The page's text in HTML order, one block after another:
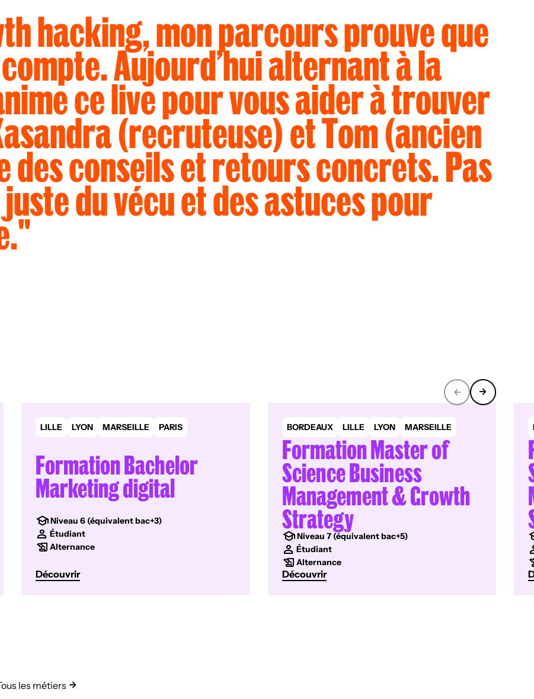
thhacking,monparcoursprouveque
compte.Aujourd’huialternantàla
nimecelivepourvousaideràtrouver
asandra(recruteuse)etTom(ancien
desconseilsetretoursconcrets.Pas
justeduvécuetdesastucespour
."
LILLE LYON MARSEILLE PARIS
Formation Bachelor
Marketing digital
Niveau 6 (équivalent bac+3)
Étudiant
Alternance
Découvrir
BORDEAUX LILLE LYON MARSEILLE
Formation Master of
Science Business
Management & Growth
Strategy
Niveau 7 (équivalent bac+5)
Étudiant
Alternance
Découvrir
les métiers